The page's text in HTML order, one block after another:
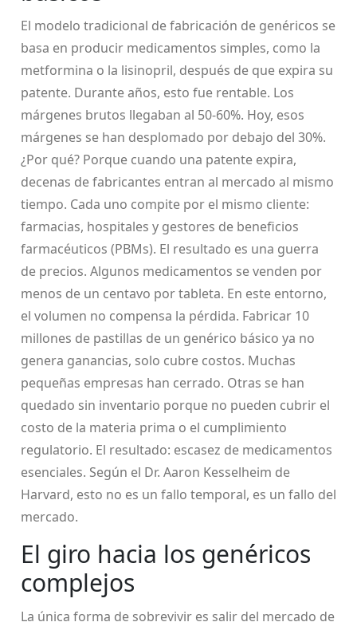
El modelo tradicional de fabricación de genéricos se
basa en producir medicamentos simples, como la
metformina o la lisinopril, después de que expira su
patente. Durante años, esto fue rentable. Los
márgenes brutos llegaban al 50-60%. Hoy, esos
márgenes se han desplomado por debajo del 30%.
¿Por qué? Porque cuando una patente expira,
decenas de fabricantes entran al mercado al mismo
tiempo. Cada uno compite por el mismo cliente:
farmacias, hospitales y gestores de beneficios
farmacéuticos (PBMs). El resultado es una guerra
de precios. Algunos medicamentos se venden por
menos de un centavo por tableta. En este entorno,
el volumen no compensa la pérdida. Fabricar 10
millones de pastillas de un genérico básico ya no
genera ganancias, solo cubre costos. Muchas
pequeñas empresas han cerrado. Otras se han
quedado sin inventario porque no pueden cubrir el
costo de la materia prima o el cumplimiento
regulatorio. El resultado: escasez de medicamentos
esenciales. Según el Dr. Aaron Kesselheim de
Harvard, esto no es un fallo temporal, es un fallo del
mercado.
El giro hacia los genéricos
complejos
La única forma de sobrevivir es salir del mercado de